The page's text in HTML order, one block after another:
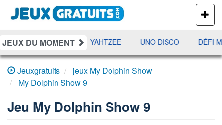
PLUS
DE
JEUX
JEUX DU MOMENT
RAMI JETX YAHTZEE UNO DISCO DÉFI
Jeuxgratuits
jeux My Dolphin Show
My Dolphin Show 9
Jeu My Dolphin Show 9